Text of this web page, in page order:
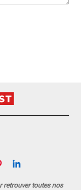
L
n
retrouver toutes nos